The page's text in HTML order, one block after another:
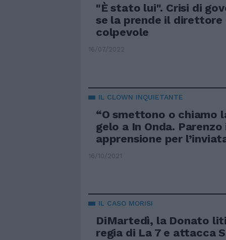
"È stato lui". Crisi di
se la prende il direttore
colpevole
16/07/2022
IL CLOWN INQUIETANTE
“O smettono o chiamo
gelo a In Onda. Parenzo
apprensione per
16/10/2021
IL CASO MORISI
DiMartedì, la Donato
regia di La 7 e attacca